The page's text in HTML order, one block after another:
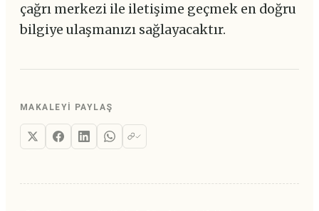
çağrı merkezi ile iletişime geçmek en doğru
bilgiye ulaşmanızı sağlayacaktır.
MAKALEYI PAYLAŞ